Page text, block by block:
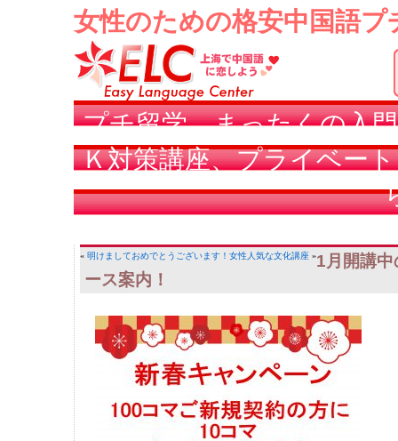
女性のための格安中国語
プチ留学、まったくの入
Ｋ対策講座、プライベー
« 明けましておめでとうございます！ 女性人気な文化講座»1月開講中
ース案内！